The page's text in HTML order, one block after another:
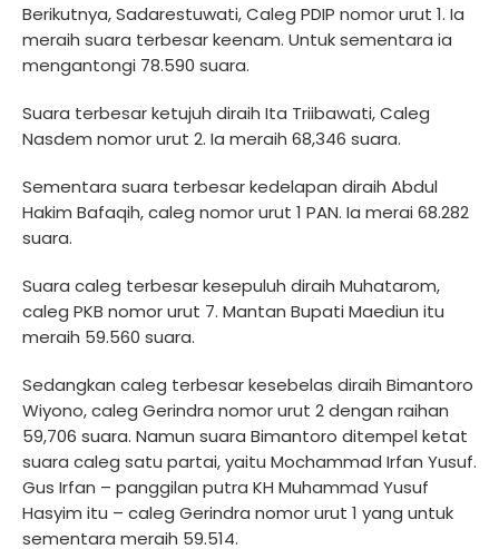
Berikutnya, Sadarestuwati, Caleg PDIP nomor urut 1. Ia
meraih suara terbesar keenam. Untuk sementara ia
mengantongi 78.590 suara.
Suara terbesar ketujuh diraih Ita Triibawati, Caleg
Nasdem nomor urut 2. Ia meraih 68,346 suara.
Sementara suara terbesar kedelapan diraih Abdul
Hakim Bafaqih, caleg nomor urut 1 PAN. Ia merai 68.282
suara.
Suara caleg terbesar kesepuluh diraih Muhatarom,
caleg PKB nomor urut 7. Mantan Bupati Maediun itu
meraih 59.560 suara.
Sedangkan caleg terbesar kesebelas diraih Bimantoro
Wiyono, caleg Gerindra nomor urut 2 dengan raihan
59,706 suara. Namun suara Bimantoro ditempel ketat
suara caleg satu partai, yaitu Mochammad Irfan Yusuf.
Gus Irfan – panggilan putra KH Muhammad Yusuf
Hasyim itu – caleg Gerindra nomor urut 1 yang untuk
sementara meraih 59.514.